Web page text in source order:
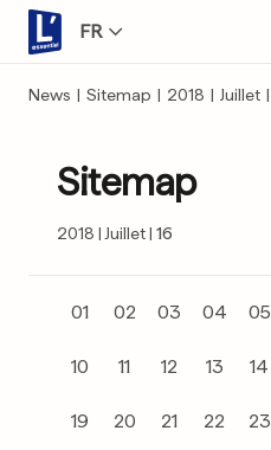
FR
News | Sitemap | 2018 | Juillet |
Sitemap
2018 Juillet 16
01 02 03 04 05
10 11 12 13 14
19 20 21 22 23